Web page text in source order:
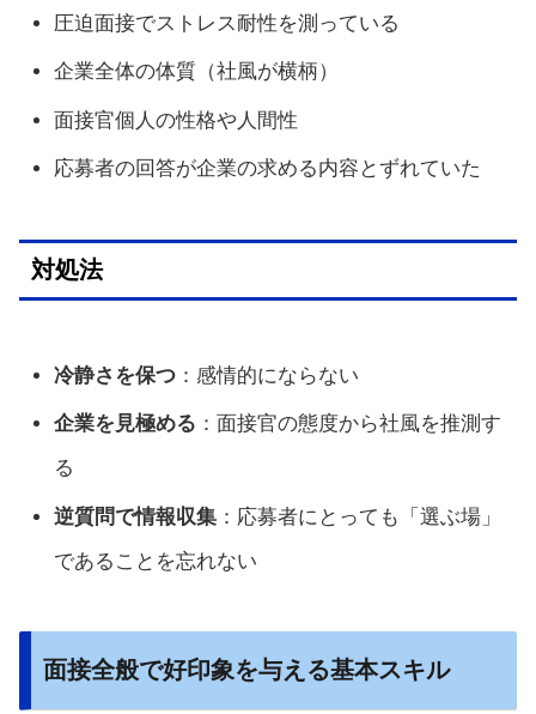
圧迫面接でストレス耐性を測っている
企業全体の体質（社風が横柄）
面接官個人の性格や人間性
応募者の回答が企業の求める内容とずれていた
対処法
冷静さを保つ ：感情的にならない
企業を見極める ：面接官の態度から社風を推測す
る
逆質問で情報収集 ：応募者にとっても「選ぶ場」
であることを忘れない
面接全般で好印象を与える基本スキル